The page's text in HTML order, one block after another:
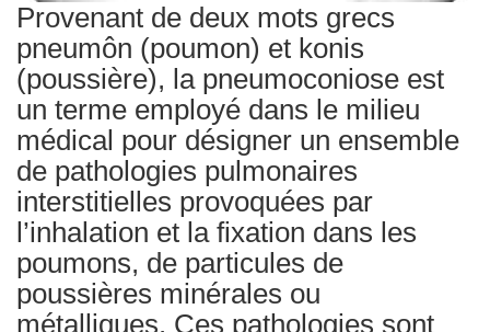
Provenant de deux mots grecs
pneumôn (poumon) et konis
(poussière), la pneumoconiose est
un terme employé dans le milieu
médical pour désigner un ensemble
de pathologies pulmonaires
interstitielles provoquées par
l’inhalation et la fixation dans les
poumons, de particules de
poussières minérales ou
métalliques. Ces pathologies sont